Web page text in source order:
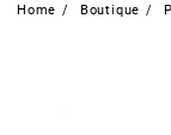
Home Boutique